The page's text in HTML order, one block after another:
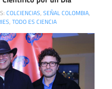
COLCIENCIAS, SEÑAL COLOMBIA,
, TODO ES CIENCIA